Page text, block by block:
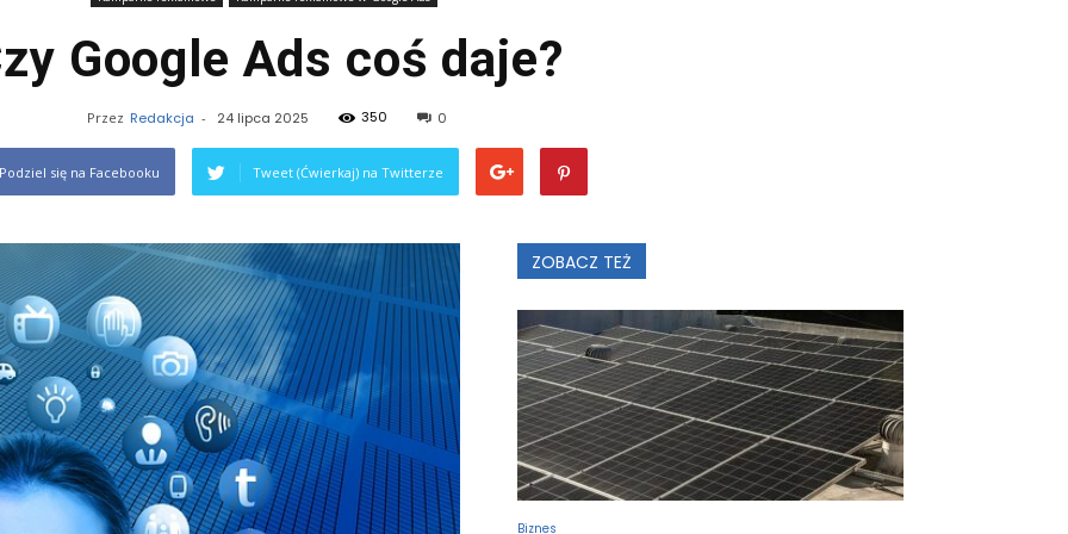
Google Ads coś daje?
Przez Redakcja - 24 lipca 2025 350 0
się na Facebooku Tweet (Ćwierkaj) na Twitterze
ZOBACZ TEŻ
Biznes